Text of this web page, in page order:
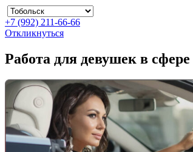
+7 (992) 211-66-66
Откликнуться
Работа для девушек в сфере